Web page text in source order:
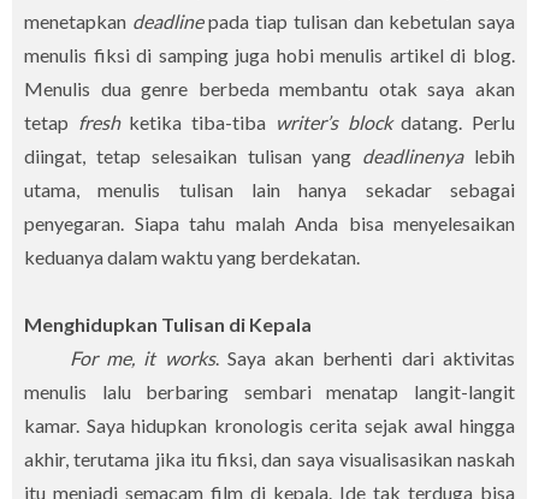
menetapkan deadlinepada tiap tulisan dan kebetulan saya
menulis fiksi di samping juga hobi menulis artikel di blog.
Menulis dua genre berbeda membantu otak saya akan
tetap freshketika tiba-tiba writer’s blockdatang. Perlu
diingat, tetap selesaikan tulisan yang deadlinenyalebih
utama, menulis tulisan lain hanya sekadar sebagai
penyegaran. Siapa tahu malah Anda bisa menyelesaikan
keduanya dalam waktu yang berdekatan.
Menghidupkan Tulisan di Kepala
For me, it works. Saya akan berhenti dari aktivitas
menulis lalu berbaring sembari menatap langit-langit
kamar. Saya hidupkan kronologis cerita sejak awal hingga
akhir, terutama jika itu fiksi, dan saya visualisasikan naskah
itu menjadi semacam film di kepala. Ide tak terduga bisa